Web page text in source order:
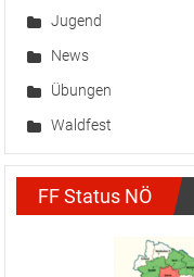
Jugend
News
Übungen
Waldfest
FF Status NÖ